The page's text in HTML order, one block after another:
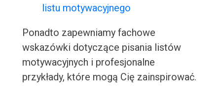
listu motywacyjnego
Ponadto zapewniamy fachowe
wskazówki dotyczące pisania listów
motywacyjnych i profesjonalne
przykłady, które mogą Cię zainspirować.